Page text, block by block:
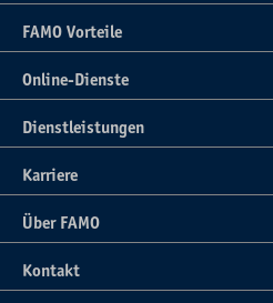
FAMO Vorteile
Online-Dienste
Dienstleistungen
Karriere
Über FAMO
Kontakt